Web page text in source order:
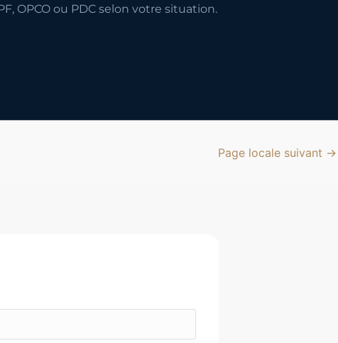
OPCO ou PDC selon votre situation.
Page locale suivant →